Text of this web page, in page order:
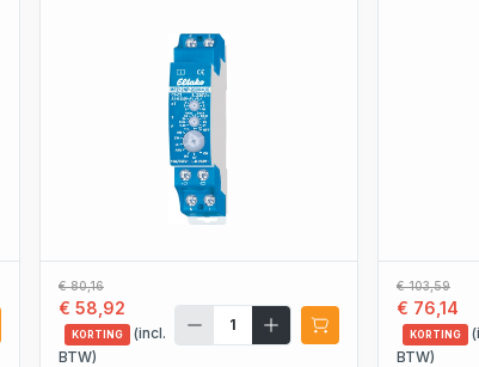
€ 80,16
€ 58,92
KORTING
(incl.
BTW)
€ 103,59
€ 76,14
KORTING
BTW)